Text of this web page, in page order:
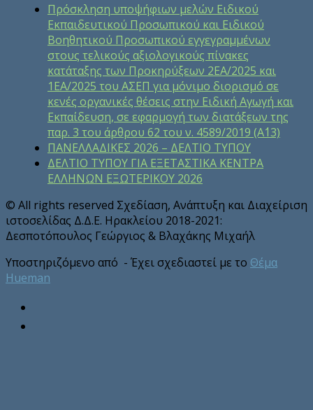
Πρόσκληση υποψήφιων μελών Ειδικού
Εκπαιδευτικού Προσωπικού και Ειδικού
Βοηθητικού Προσωπικού εγγεγραμμένων
στους τελικούς αξιολογικούς πίνακες
κατάταξης των Προκηρύξεων 2ΕΑ/2025 και
1ΕΑ/2025 του ΑΣΕΠ για μόνιμο διορισμό σε
κενές οργανικές θέσεις στην Ειδική Αγωγή και
Εκπαίδευση, σε εφαρμογή των διατάξεων της
παρ. 3 του άρθρου 62 του ν. 4589/2019 (Α΄13)
ΠΑΝΕΛΛΑΔΙΚΕΣ 2026 – ΔΕΛΤΙΟ ΤΥΠΟΥ
ΔΕΛΤΙΟ ΤΥΠΟΥ ΓΙΑ ΕΞΕΤΑΣΤΙΚΑ ΚΕΝΤΡΑ
ΕΛΛΗΝΩΝ ΕΞΩΤΕΡΙΚΟΥ 2026
© All rights reserved Σχεδίαση, Ανάπτυξη και Διαχείριση
ιστοσελίδας Δ.Δ.Ε. Ηρακλείου 2018-2021:
Δεσποτόπουλος Γεώργιος & Βλαχάκης Μιχαήλ
Υποστηριζόμενο από - Έχει σχεδιαστεί με το Θέμα
Ηueman